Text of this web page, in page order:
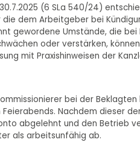
(6 SLa 540/24)
dem Arbeitgeber bei
gewordene Umstände, die
oder verstärken,
mit Praxishinweisen der
bei der
Nachdem dieser
abgelehnt und den Betrieb
als arbeitsunfähig ab.